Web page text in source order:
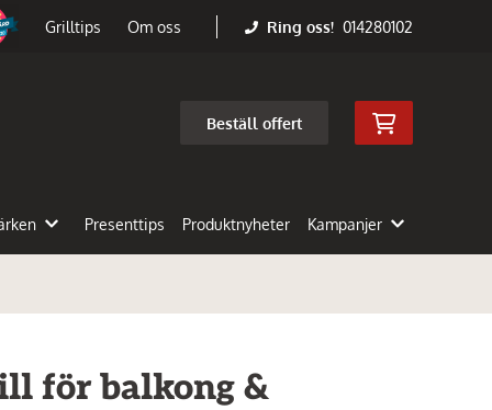
Grilltips Om oss Ring oss! 014280102
Beställ offert
Presenttips Produktnyheter Kampanjer
för balkong &